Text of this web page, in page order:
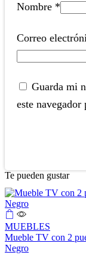
Nombre *
Correo
Guarda mi
este
Te pueden gustar
MUEBLES
Mueble TV con 2
Negro